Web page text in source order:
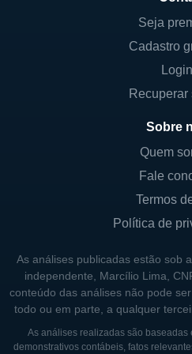
Seja
Cadastro
Login
Recuperar
Sobre
Quem
Fale
Termos
Política de
As análises publicadas estão sob
independente, Marcílio Lima,
conteúdo das análises não pode
todo ou em parte, a qualquer
As análises realizadas são baseadas
demonstrativos contábeis, fatos